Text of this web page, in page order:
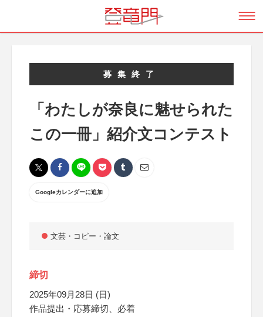
募集終了
「わたしが奈良に魅せられた
この一冊」紹介文コンテスト
Googleカレンダーに追加
文芸・コピー・論文
締切
2025年09月28日 (日)
作品提出・応募締切、必着